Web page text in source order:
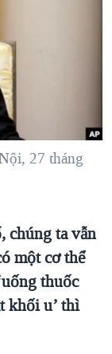
KHỨ VÀ HIỆN
CUỘC'
27 tháng
chúng ta vẫn
một cơ thể
thuốc
khối u’ thì